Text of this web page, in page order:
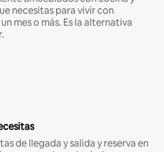
necesitas para vivir con
mes o más. Es la alternativa
de llegada y salida y reserva en